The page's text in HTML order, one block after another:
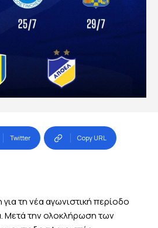
Twitter Copy URL
τη νέα αγωνιστική περίοδο
Μετά την ολοκλήρωση των